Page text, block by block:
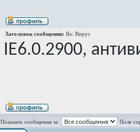
Заголовок сообщения: Re: Вирус
IE6.0.2900,
Показать сообщения за: Поле